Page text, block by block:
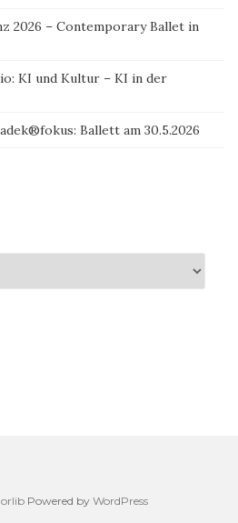
2026 – Contemporary Ballet in
KI und Kultur – KI in der
Ballett am 30.5.2026
Powered by WordPress